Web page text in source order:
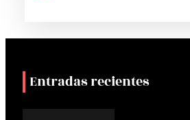
Entradas recientes